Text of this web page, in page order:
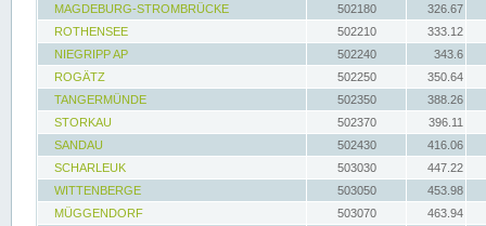
MAGDEBURG-STROMBRÜCKE
502180
326.67
ROTHENSEE
502210
333.12
NIEGRIPP AP
502240
343.6
ROGÄTZ
502250
350.64
TANGERMÜNDE
502350
388.26
STORKAU
502370
396.11
SANDAU
502430
416.06
SCHARLEUK
503030
447.22
WITTENBERGE
503050
453.98
MÜGGENDORF
503070
463.94